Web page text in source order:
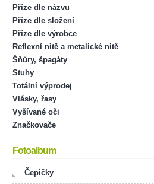
Příze dle názvu
Příze dle složení
Příze dle výrobce
Reflexní nitě a metalické nitě
Šňůry, špagáty
Stuhy
Totální výprodej
Vlásky, řasy
Vyšívané oči
Značkovače
Fotoalbum
Čepičky